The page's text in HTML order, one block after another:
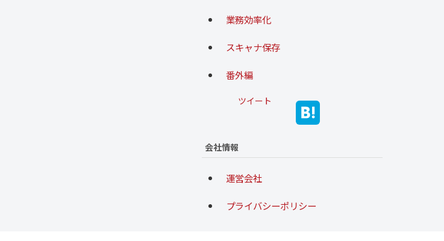
業務効率化
スキャナ保存
番外編
ツイート
会社情報
運営会社
プライバシーポリシー